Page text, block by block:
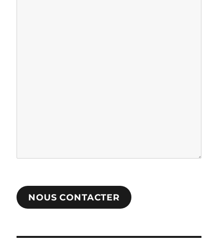
NOUS CONTACTER